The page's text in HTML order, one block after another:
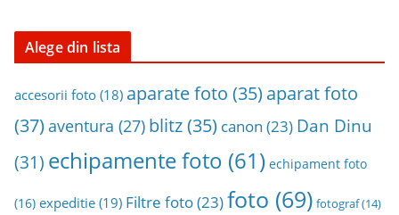
a
r
i
v
Alege din lista
accesorii foto (18) aparate foto (35) aparat foto
(37) aventura (27) blitz(35) canon (23) Dan Dinu
(31) echipamente foto (61) echipament foto
(16) expeditie (19) Filtre foto(23)foto (69) fotograf(14)